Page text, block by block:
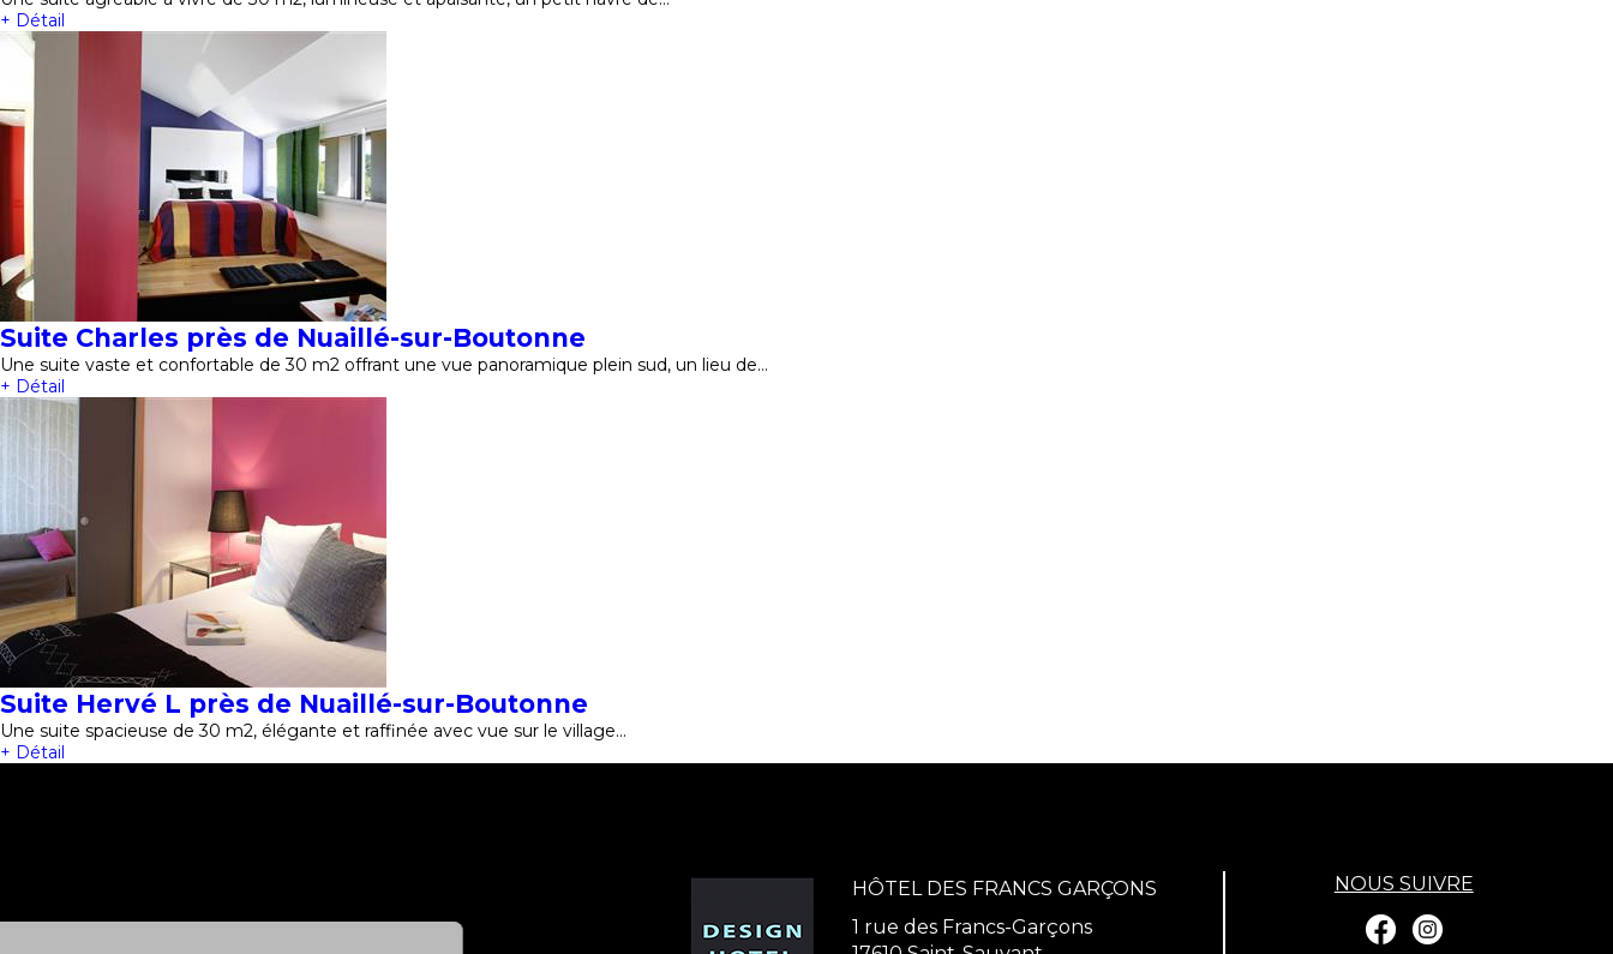
+ Détail
Suite Charles près de Nuaillé-sur-Boutonne
Une suite vaste et confortable de 30 m2 offrant une vue panoramique plein sud, un lieu de…
+ Détail
Suite Hervé L près de Nuaillé-sur-Boutonne
Une suite spacieuse de 30 m2, élégante et raffinée avec vue sur le village…
+ Détail
HÔTEL DES FRANCS GARÇONS
1 rue des Francs-Garçons
NOUS SUIVRE